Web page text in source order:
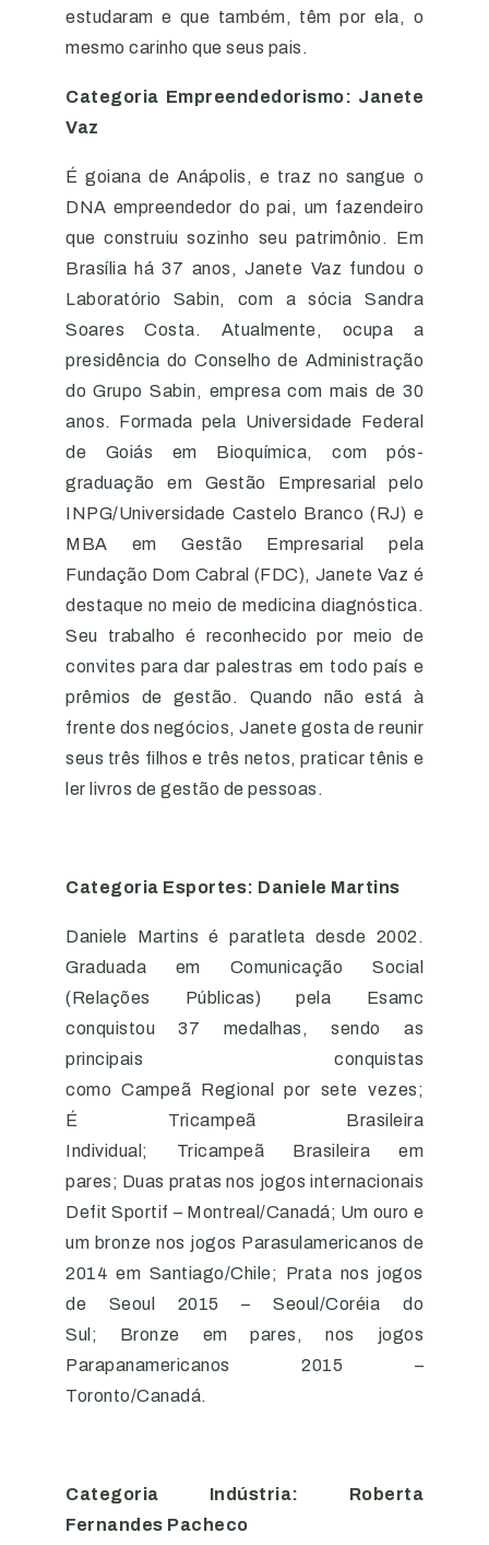
estudaram e que também, têm por ela, o
mesmo carinho que seus pais.
Categoria Empreendedorismo: Janete
Vaz
É goiana de Anápolis, e traz no sangue o
DNA empreendedor do pai, um fazendeiro
que construiu sozinho seu patrimônio. Em
Brasília há 37 anos, Janete Vaz fundou o
Laboratório Sabin, com a sócia Sandra
Soares Costa. Atualmente, ocupa a
presidência do Conselho de Administração
do Grupo Sabin, empresa com mais de 30
anos. Formada pela Universidade Federal
de Goiás em Bioquímica, com pós-
graduação em Gestão Empresarial pelo
INPG/Universidade Castelo Branco (RJ) e
MBA em Gestão Empresarial pela
Fundação Dom Cabral (FDC), Janete Vaz é
destaque no meio de medicina diagnóstica.
Seu trabalho é reconhecido por meio de
convites para dar palestras em todo país e
prêmios de gestão. Quando não está à
frente dos negócios, Janete gosta de reunir
seus três filhos e três netos, praticar tênis e
ler livros de gestão de pessoas.
Categoria Esportes: Daniele Martins
Daniele Martins é paratleta desde 2002.
Graduada em Comunicação Social
(Relações Públicas) pela Esamc
conquistou 37 medalhas, sendo as
principais conquistas
como Campeã Regional por sete vezes;
É Tricampeã Brasileira
Individual; Tricampeã Brasileira em
pares; Duas pratas nos jogos internacionais
Defit Sportif – Montreal/Canadá; Um ouro e
um bronze nos jogos Parasulamericanos de
2014 em Santiago/Chile; Prata nos jogos
de Seoul 2015 – Seoul/Coréia do
Sul; Bronze em pares, nos jogos
Parapanamericanos 2015 –
Toronto/Canadá.
Categoria Indústria: Roberta
Fernandes Pacheco